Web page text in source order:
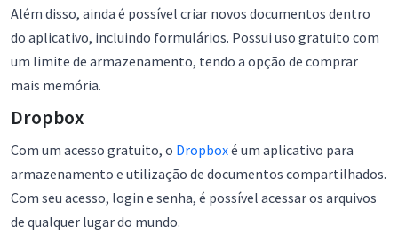
Além disso, ainda é possível criar novos documentos dentro
do aplicativo, incluindo formulários. Possui uso gratuito com
um limite de armazenamento, tendo a opção de comprar
mais memória.
Dropbox
Com um acesso gratuito, o Dropboxé um aplicativo para
armazenamento e utilização de documentos compartilhados.
Com seu acesso, login e senha, é possível acessar os arquivos
de qualquer lugar do mundo.